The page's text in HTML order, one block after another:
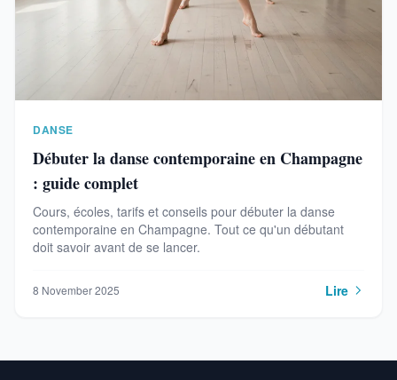
DANSE
Débuter la danse contemporaine en Champagne
: guide complet
Cours, écoles, tarifs et conseils pour débuter la danse
contemporaine en Champagne. Tout ce qu'un débutant
doit savoir avant de se lancer.
8 November 2025 Lire